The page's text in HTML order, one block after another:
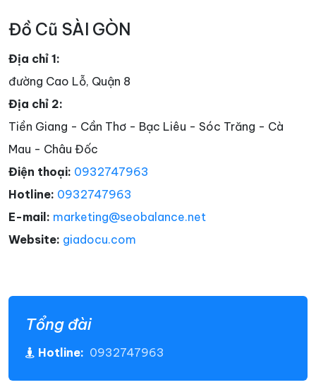
Đồ Cũ SÀI GÒN
Địa chỉ 1:
đường Cao Lỗ, Quận 8
Địa chỉ 2:
Tiền Giang - Cần Thơ - Bạc Liêu - Sóc Trăng - Cà
Mau - Châu Đốc
Điện thoại: 0932747963
Hotline: 0932747963
E-mail: marketing@seobalance.net
Website: giadocu.com
Tổng đài
Hotline: 0932747963